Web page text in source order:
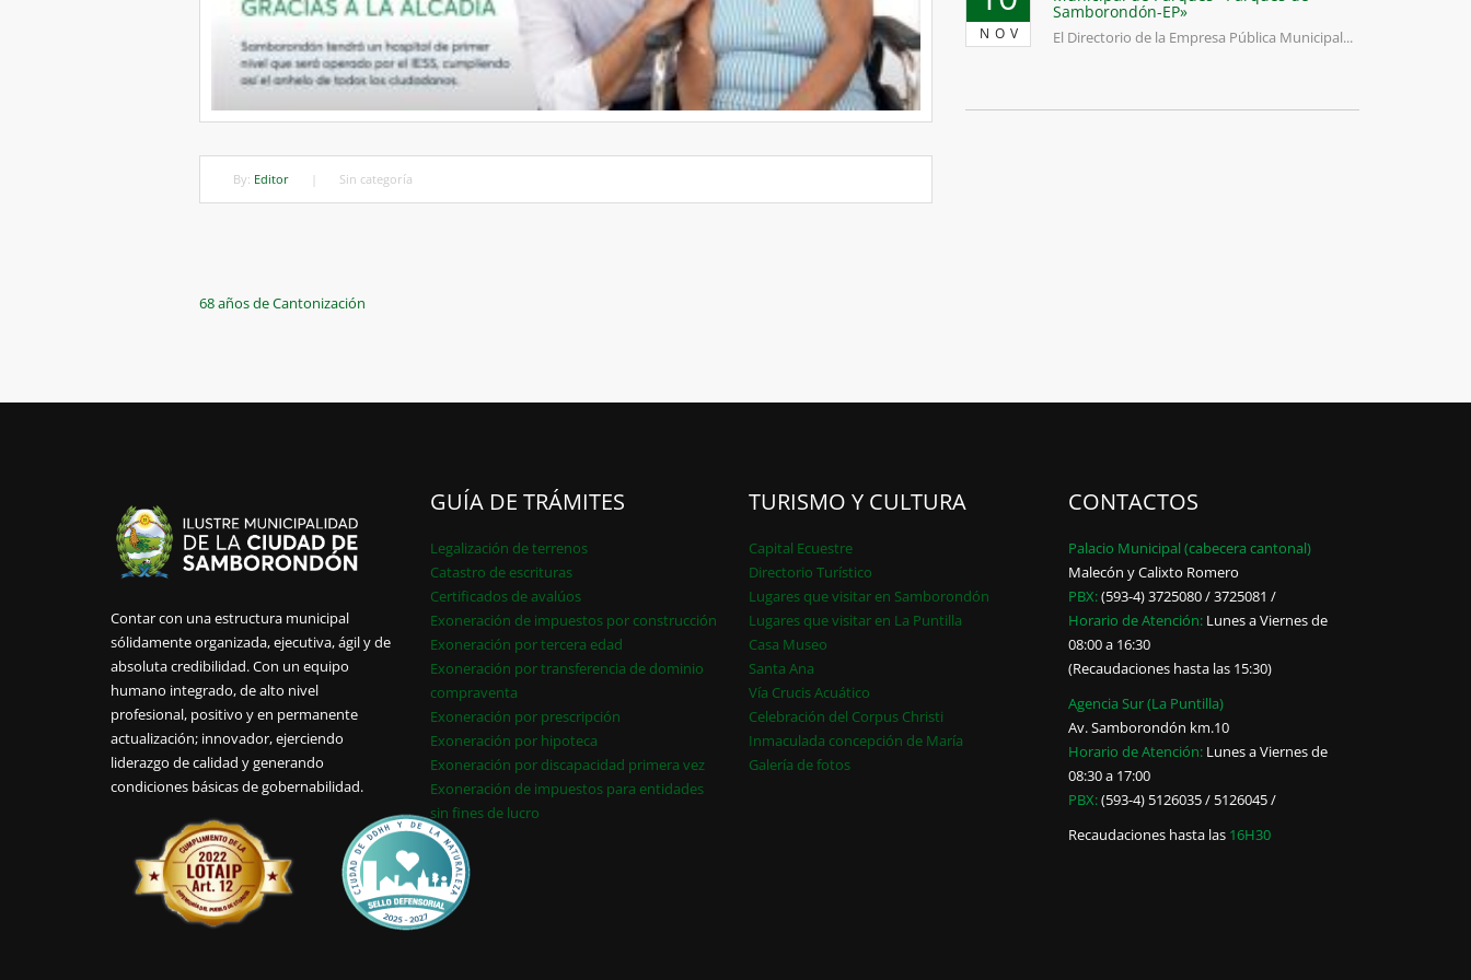
By: Editor Sin categoría
Navegación
Previous
68 años de Cantonización
NOV
Samborondón-EP»
El Directorio de la Empresa Pública Municipal...
Contar con una estructura municipal
sólidamente organizada, ejecutiva, ágil y de
absoluta credibilidad. Con un equipo
humano integrado, de alto nivel
profesional, positivo y en permanente
actualización; innovador, ejerciendo
liderazgo de calidad y generando
condiciones básicas de gobernabilidad.
GUÍA DE TRÁMITES
Legalización de terrenos
Catastro de escrituras
Certificados de avalúos
Exoneración de impuestos por construcción
Exoneración por tercera edad
Exoneración por transferencia de dominio
compraventa
Exoneración por prescripción
Exoneración por hipoteca
Exoneración por discapacidad primera vez
Exoneración de impuestos para entidades
sin fines de lucro
TURISMO Y CULTURA
Capital Ecuestre
Directorio Turístico
Lugares que visitar en Samborondón
Lugares que visitar en La Puntilla
Casa Museo
Santa Ana
Vía Crucis Acuático
Celebración del Corpus Christi
Inmaculada concepción de María
Galería de fotos
CONTACTOS
Palacio Municipal (cabecera cantonal)
Malecón y Calixto Romero
PBX:(593-4) 3725080 / 3725081 /
Horario de Atención:Lunes a Viernes de
08:00 a 16:30
(Recaudaciones hasta las 15:30)
Agencia Sur (La Puntilla)
Av. Samborondón km.10
Horario de Atención:Lunes a Viernes de
08:30 a 17:00
PBX:(593-4) 5126035 / 5126045 /
Recaudaciones hasta las 16H30